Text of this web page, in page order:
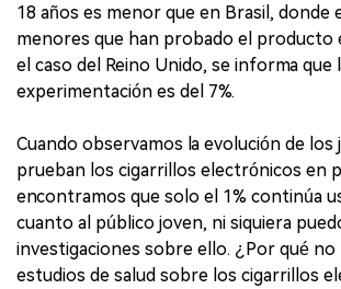
18 años es menor que en Brasil, donde
menores que han probado el producto
el caso del Reino Unido, se informa que
experimentación es del 7%.
Cuando observamos la evolución de los
prueban los cigarrillos electrónicos en
encontramos que solo el 1% continúa
cuanto al público joven, ni siquiera
investigaciones sobre ello. ¿Por qué no
estudios de salud sobre los cigarrillos